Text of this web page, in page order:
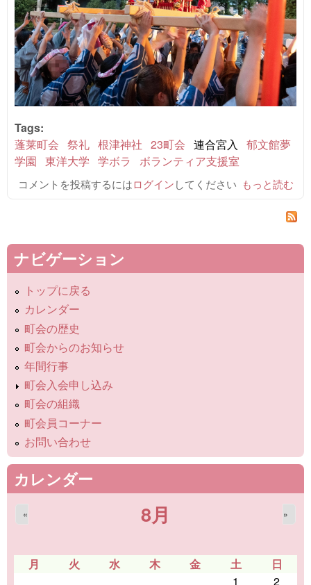
Tags:
蓬莱町会 祭礼 根津神社 23町会 連合宮入
郁文館夢
学園 東洋大学 学ボラ ボランティア支援室
令和6(2024)年
連合宮入のご
もっと読む
コメントを投稿するにはログインしてください
ナビゲーション
トップに戻る
カレンダー
町会の歴史
町会からのお知らせ
年間行事
町会入会申し込み
町会の組織
町会員コーナー
お問い合わせ
カレンダー
8月
« »
月 火 水 木 金 土
日
1
2